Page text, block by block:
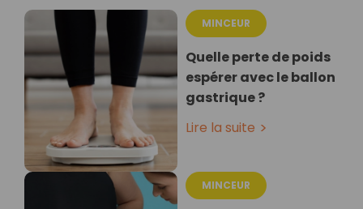
MINCEUR
Quelle perte de poids
espérer avec le ballon
gastrique ?
Lire la suite
MINCEUR